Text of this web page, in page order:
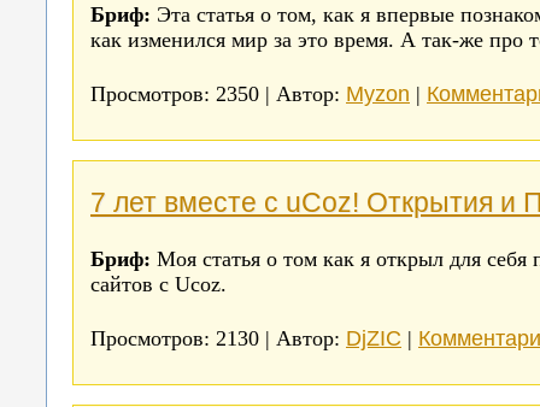
Бриф: Эта статья о том, как я впервые
как изменился мир за это время. А так-же про
Просмотров: 2350 | Автор: Myzon |
7 лет вместе с uCoz! Открытия и
Бриф: Моя статья о том как я открыл для себя
сайтов с Ucoz.
Просмотров: 2130 | Автор: DjZIC |